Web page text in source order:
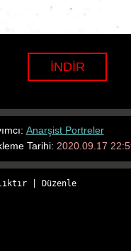
İNDİR
Anarşist Portreler
Tarihi: 2020.09.17
Düzenle